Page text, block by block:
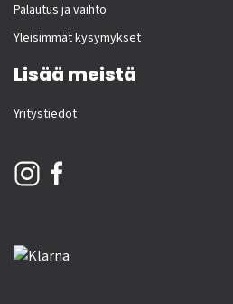
Palautus ja vaihto
Yleisimmät kysymykset
Lisää meistä
Yritystiedot